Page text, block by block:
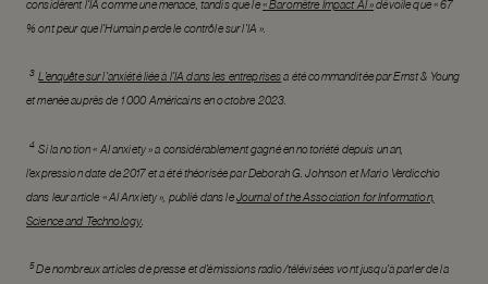
considèrent l’IA comme une menace, tandis que le« Baromètre Impact AI »dévoile que « 67
% ont peur que l’Humain perde le contrôle sur l’IA ».
3 L’enquête sur l’anxiété liée à l’IA dans les entreprisesa été commanditée par Ernst & Young
et menée auprès de 1 000 Américains en octobre 2023.
4 Si la notion « AI anxiety » a considérablement gagné en notoriété depuis un an,
l’expression date de 2017 et a été théorisée par Deborah G. Johnson et Mario Verdicchio
dans leur article « AI Anxiety », publié dans leJournal of the Association for Information,
Science and Technology
5De nombreux articles de presse et d’émissions radio/télévisées vont jusqu’à parler de la